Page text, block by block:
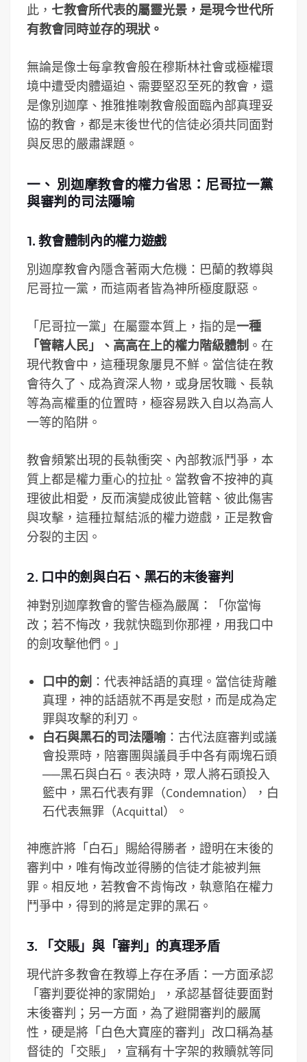
此， 七教會所代表的屬靈光景，是現今世代所
有教會同時並存的現狀。
無論是像士每拿教會般在穆斯林社會或極權環
境中遭受肉體逼迫、需要堅忍至死的教會，還
是像別迦摩、推雅推喇教會般面臨內部真理妥
協的教會，都是末後世代的信徒必須共同面對
與反思的嚴肅課題。
一、 別迦摩教會的權力省思：尼哥拉一黨
與審判的司法隱喻
1. 教會體制內的權力遊戲
別迦摩教會內隱含著兩大危機：巴蘭的教導與
尼哥拉一黨，而這兩者皆為神所極度厭惡。
「尼哥拉一黨」在屬靈本質上，指的是一種
「管轄人民」、高高在上的權力階級體制 。在
現代教會中，這種現象屢見不鮮。當信徒在教
會待久了、成為資深人物，或身居牧職、長執
等為高權重的位置時，極容易跌入自以為高人
一等的陷阱。
教會頻繁出現的長執衝突、內部教派鬥爭，本
質上都是權力重心的拉扯。當教會不按神的真
理彼此相愛，反而演變成彼此管轄、彼此傷害
與攻擊，這種拉幫結派的權力遊戲，正是教會
分裂的主因。
2. 口中的劍與白石、黑石的末後審判
神對別迦摩教會的警告極為嚴厲：「你當悔
改；若不悔改，我就快臨到你那裡，用我口中
的劍攻擊他們。」
口中的劍 ：代表神話語的真理。當信徒背離
真理，神的話語就不再是安慰，而是成為定
罪與攻擊的利刃。
白石與黑石的司法隱喻：古代法庭審判或議
會投票時，陪審團與議員手中各有兩塊石頭
──黑石與白石。表決時，眾人將石頭投入
籃中，黑石代表有罪（Condemnation），白
石代表無罪（Acquittal）。
神應許將「白石」賜給得勝者，證明在末後的
審判中，唯有悔改並得勝的信徒才能被判無
罪。相反地，若教會不肯悔改，執意陷在權力
鬥爭中，得到的將是定罪的黑石。
3. 「交賬」與「審判」的真理矛盾
現代許多教會在教導上存在矛盾：一方面承認
「審判要從神的家開始」，承認基督徒要面對
末後審判；另一方面，為了避開審判的嚴厲
性，硬是將「白色大寶座的審判」改口稱為基
督徒的「交賬」，宣稱有十字架的救贖就等同